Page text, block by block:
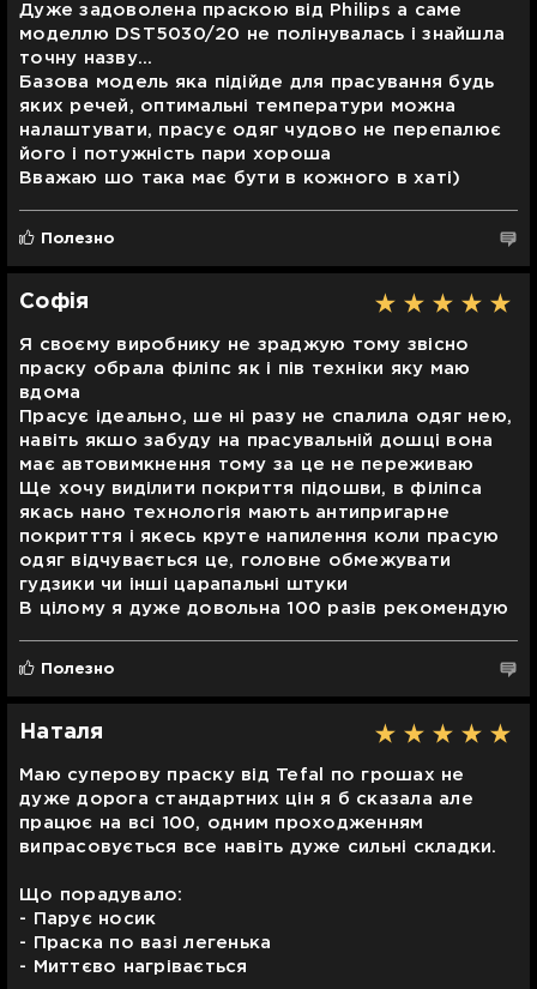
Дуже задоволена праскою від Philips а саме
моделлю DST5030/20 не полінувалась і знайшла
точну назву...
Базова модель яка підійде для прасування будь
яких речей, оптимальні температури можна
налаштувати, прасує одяг чудово не перепалює
його і потужність пари хороша
Вважаю шо така має бути в кожного в хаті)
Полезно
Софія
Я своєму виробнику не зраджую тому звісно
праску обрала філіпс як і пів техніки яку маю
вдома
Прасує ідеально, ше ні разу не спалила одяг нею,
навіть якшо забуду на прасувальній дошці вона
має автовимкнення тому за це не переживаю
Ще хочу виділити покриття підошви, в філіпса
якась нано технологія мають антипригарне
покритття і якесь круте напилення коли прасую
одяг відчувається це, головне обмежувати
гудзики чи інші царапальні штуки
В цілому я дуже довольна 100 разів рекомендую
Полезно
Наталя
Маю суперову праску від Tefal по грошах не
дуже дорога стандартних цін я б сказала але
працює на всі 100, одним проходженням
випрасовується все навіть дуже сильні складки.
Що порадувало:
- Парує носик
- Праска по вазі легенька
- Миттєво нагрівається